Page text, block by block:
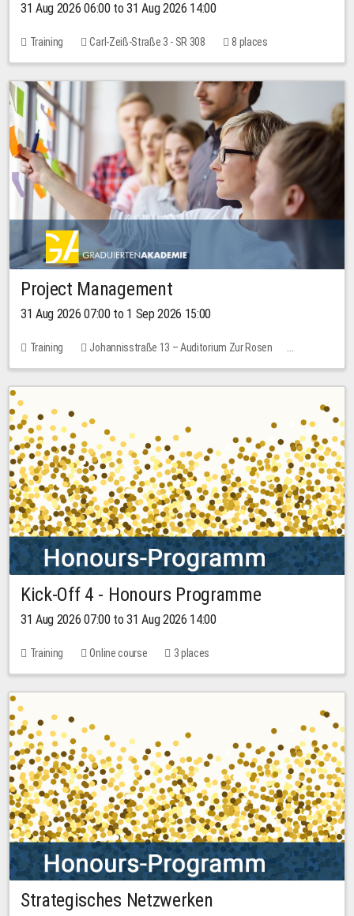
31 Aug 2026 06:00 to 31 Aug 2026 14:00
Training Carl-Zeiß-Straße 3 - SR 308 8 places
Project Management
31 Aug 2026 07:00 to 1 Sep 2026 15:00
Training
Johannisstraße 13 – Auditorium Zur Rosen
No free places
30.00 EUR
Kick-Off 4 - Honours Programme
31 Aug 2026 07:00 to 31 Aug 2026 14:00
Training Online course 3 places
Strategisches Netzwerken